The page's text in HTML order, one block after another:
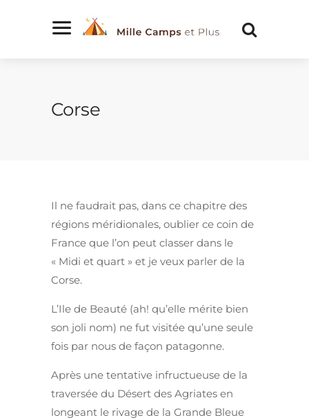
Corse
Il ne faudrait pas, dans ce chapitre des
régions méridionales, oublier ce coin de
France que l’on peut classer dans le
« Midi et quart » et je veux parler de la
Corse.
L’Ile de Beauté (ah! qu’elle mérite bien
son joli nom) ne fut visitée qu’une seule
fois par nous de façon patagonne.
Après une tentative infructueuse de la
traversée du Désert des Agriates en
longeant le rivage de la Grande Bleue